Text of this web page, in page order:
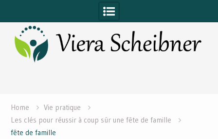
to
content
Home
Vie pratique
Les clés pour réussir à coup sûr une fête de famille
fête de famille